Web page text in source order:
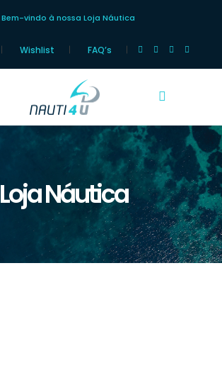
Bem-vindo à nossa Loja Náutica
Wishlist FAQ’s
Loja Náutica